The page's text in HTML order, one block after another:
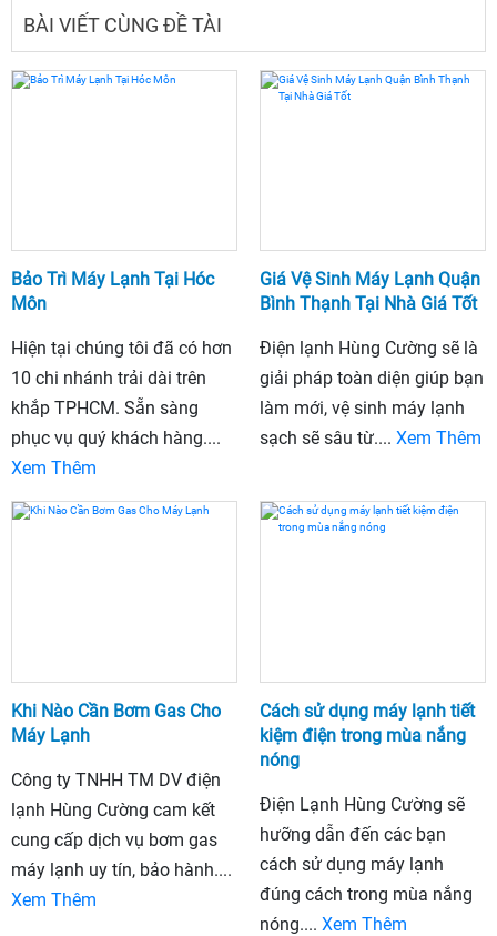
BÀI VIẾT CÙNG ĐỀ TÀI
Bảo Trì Máy Lạnh Tại Hóc
Môn
Hiện tại chúng tôi đã có hơn
10 chi nhánh trải dài trên
khắp TPHCM. Sẵn sàng
phục vụ quý khách hàng....
Xem Thêm
Giá Vệ Sinh Máy Lạnh Quận
Bình Thạnh Tại Nhà Giá Tốt
Điện lạnh Hùng Cường sẽ là
giải pháp toàn diện giúp bạn
làm mới, vệ sinh máy lạnh
sạch sẽ sâu từ.... Xem Thêm
Khi Nào Cần Bơm Gas Cho
Máy Lạnh
Công ty TNHH TM DV điện
lạnh Hùng Cường cam kết
cung cấp dịch vụ bơm gas
máy lạnh uy tín, bảo hành....
Xem Thêm
Cách sử dụng máy lạnh tiết
kiệm điện trong mùa nắng
nóng
Điện Lạnh Hùng Cường sẽ
hưỡng dẫn đến các bạn
cách sử dụng máy lạnh
đúng cách trong mùa nắng
nóng.... Xem Thêm